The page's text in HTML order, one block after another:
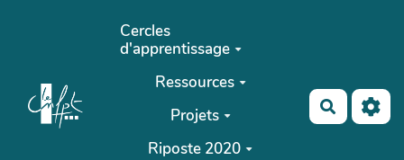
Aller au contenu principal
Cercles
d'apprentissage
Ressources
Projets
Riposte 2020